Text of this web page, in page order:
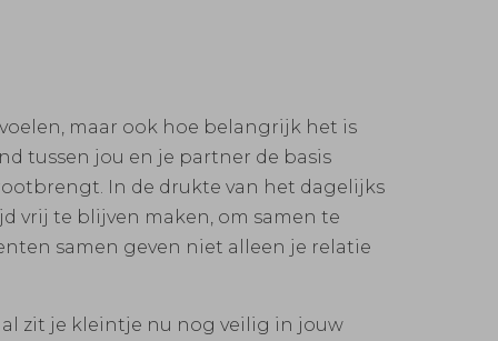
maar ook hoe belangrijk het is
tussen jou en je partner de basis
In de drukte van het dagelijks
vrij te blijven maken, om samen te
samen geven niet alleen je relatie
zit je kleintje nu nog veilig in jouw